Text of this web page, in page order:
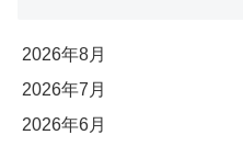
2026年8月
2026年7月
2026年6月